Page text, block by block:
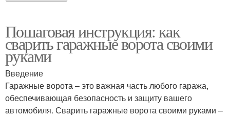
Пошаговая инструкция: как
сварить гаражные ворота своими
руками
Введение
Гаражные ворота – это важная часть любого гаража,
обеспечивающая безопасность и защиту вашего
автомобиля. Сварить гаражные ворота своими руками –